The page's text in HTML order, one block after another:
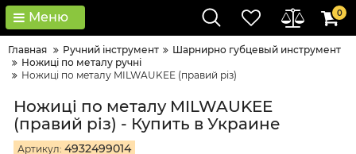
Меню 0
Главная Ручний інструмент
Шарнирно губцевый инструмент
Ножиці по металу ручні
Ножиці по металу MILWAUKEE (правий різ)
Ножиці по металу MILWAUKEE
(правий різ) - Купить в Украине
Артикул: 4932499014